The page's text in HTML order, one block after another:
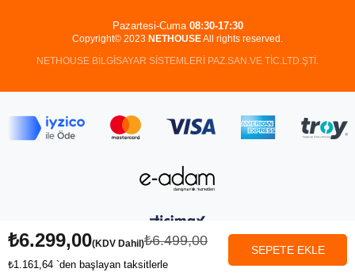
₺6.499,00
₺6.299,00(KDV Dahil)
₺1.161,64 `den başlayan taksitlerle
Copyright© 2023 NETHOUSEAll rights reserved.
NETHOUSE BİLGİSAYAR SİSTEMLERİ PAZ.SAN.VE TİC.LTD.ŞTİ.
Pazartesi-Cuma 08:30-17:30
Anasayfa Favorilerim Sepetim Üye Girişi